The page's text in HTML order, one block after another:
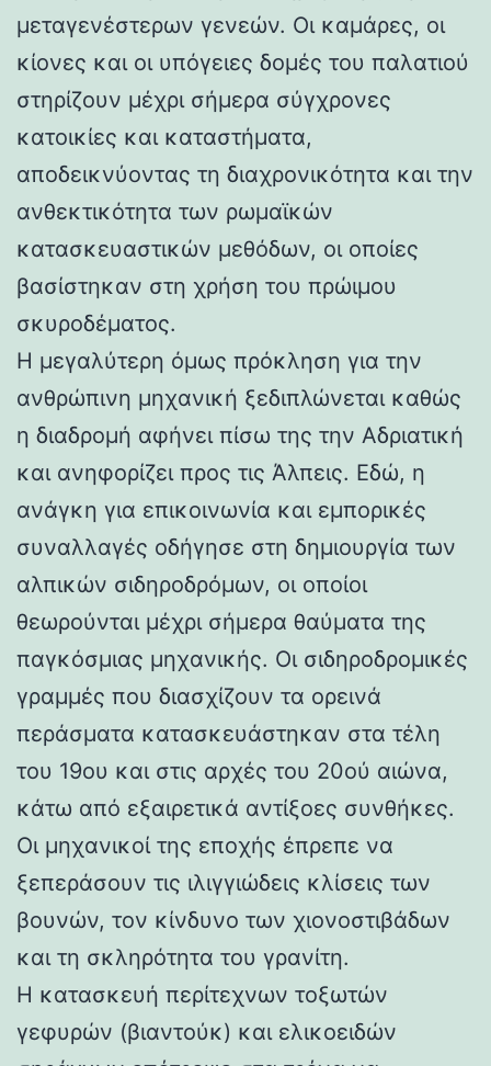
μεταγενέστερων γενεών. Οι καμάρες, οι
κίονες και οι υπόγειες δομές του παλατιού
στηρίζουν μέχρι σήμερα σύγχρονες
κατοικίες και καταστήματα,
αποδεικνύοντας τη διαχρονικότητα και την
ανθεκτικότητα των ρωμαϊκών
κατασκευαστικών μεθόδων, οι οποίες
βασίστηκαν στη χρήση του πρώιμου
σκυροδέματος.
Η μεγαλύτερη όμως πρόκληση για την
ανθρώπινη μηχανική ξεδιπλώνεται καθώς
η διαδρομή αφήνει πίσω της την Αδριατική
και ανηφορίζει προς τις Άλπεις. Εδώ, η
ανάγκη για επικοινωνία και εμπορικές
συναλλαγές οδήγησε στη δημιουργία των
αλπικών σιδηροδρόμων, οι οποίοι
θεωρούνται μέχρι σήμερα θαύματα της
παγκόσμιας μηχανικής. Οι σιδηροδρομικές
γραμμές που διασχίζουν τα ορεινά
περάσματα κατασκευάστηκαν στα τέλη
του 19ου και στις αρχές του 20ού αιώνα,
κάτω από εξαιρετικά αντίξοες συνθήκες.
Οι μηχανικοί της εποχής έπρεπε να
ξεπεράσουν τις ιλιγγιώδεις κλίσεις των
βουνών, τον κίνδυνο των χιονοστιβάδων
και τη σκληρότητα του γρανίτη.
Η κατασκευή περίτεχνων τοξωτών
γεφυρών (βιαντούκ) και ελικοειδών